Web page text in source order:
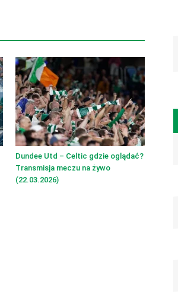
Dundee Utd – Celtic gdzie oglądać?
Transmisja meczu na żywo
(22.03.2026)